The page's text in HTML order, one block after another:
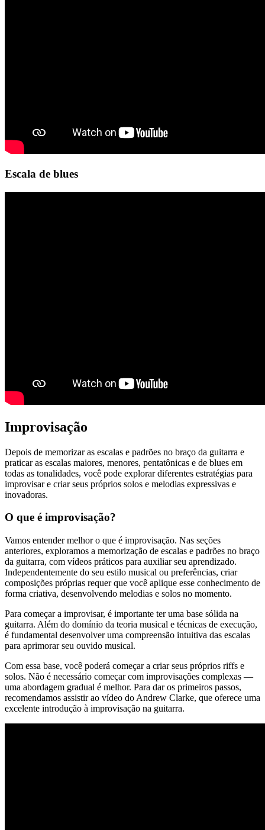
Escala de blues
Improvisação
Depois de memorizar as escalas e padrões no braço da guitarra e
praticar as escalas maiores, menores, pentatônicas e de blues em
todas as tonalidades, você pode explorar diferentes estratégias para
improvisar e criar seus próprios solos e melodias expressivas e
inovadoras.
O que é improvisação?
Vamos entender melhor o que é improvisação. Nas seções
anteriores, exploramos a memorização de escalas e padrões no braço
da guitarra, com vídeos práticos para auxiliar seu aprendizado.
Independentemente do seu estilo musical ou preferências, criar
composições próprias requer que você aplique esse conhecimento de
forma criativa, desenvolvendo melodias e solos no momento.
Para começar a improvisar, é importante ter uma base sólida na
guitarra. Além do domínio da teoria musical e técnicas de execução,
é fundamental desenvolver uma compreensão intuitiva das escalas
para aprimorar seu ouvido musical.
Com essa base, você poderá começar a criar seus próprios riffs e
solos. Não é necessário começar com improvisações complexas —
uma abordagem gradual é melhor. Para dar os primeiros passos,
recomendamos assistir ao vídeo do Andrew Clarke, que oferece uma
excelente introdução à improvisação na guitarra.